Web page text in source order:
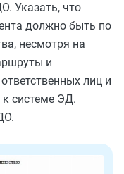
Указать, что
должно быть по
несмотря на
и
лиц и
к системе ЭД.